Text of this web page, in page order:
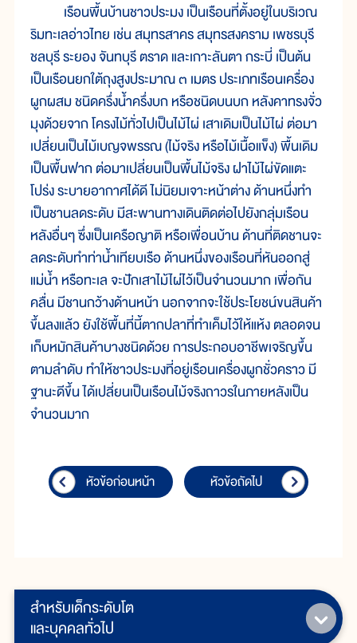
สำหรับเด็กระดับโต
และบุคคลทั่วไป
เรือนพื้นบ้านชาวประมง เป็นเรือนที่ตั้งอยู่ในบริเวณ
ริมทะเลอ่าวไทย เช่น สมุทรสาคร สมุทรสงคราม เพชรบุรี
ชลบุรี ระยอง จันทบุรี ตราด และเกาะลันตา กระบี่ เป็นต้น
เป็นเรือนยกใต้ถุงสูงประมาณ ๓ เมตร ประเภทเรือนเครื่อง
ผูกผสม ชนิดครึ่งน้ำครึ่งบก หรือชนิดบนบก หลังคาทรงจั่ว
มุงด้วยจาก โครงไม้ทั่วไปเป็นไม้ไผ่ เสาเดิมเป็นไม้ไผ่ ต่อมา
เปลี่ยนเป็นไม้เบญจพรรณ (ไม้จริง หรือไม้เนื้อแข็ง) พื้นเดิม
เป็นพื้นฟาก ต่อมาเปลี่ยนเป็นพื้นไม้จริง ฝาไม้ไผ่ขัดแตะ
โปร่ง ระบายอากาศได้ดี ไม่นิยมเจาะหน้าต่าง ด้านหนึ่งทำ
เป็นชานลดระดับ มีสะพานทางเดินติดต่อไปยังกลุ่มเรือน
หลังอื่นๆ ซึ่งเป็นเครือญาติ หรือเพื่อนบ้าน ด้านที่ติดชานจะ
ลดระดับทำท่าน้ำเทียบเรือ ด้านหนึ่งของเรือนที่หันออกสู่
แม่น้ำ หรือทะเล จะปักเสาไม้ไผ่ไว้เป็นจำนวนมาก เพื่อกัน
คลื่น มีชานกว้างด้านหน้า นอกจากจะใช้ประโยชน์ขนสินค้า
ขึ้นลงแล้ว ยังใช้พื้นที่นี้ตากปลาที่ทำเค็มไว้ให้แห้ง ตลอดจน
เก็บหมักสินค้าบางชนิดด้วย การประกอบอาชีพเจริญขึ้น
ตามลำดับ ทำให้ชาวประมงที่อยู่เรือนเครื่องผูกชั่วคราว มี
ฐานะดีขึ้น ได้เปลี่ยนเป็นเรือนไม้จริงถาวรในภายหลังเป็น
จำนวนมาก
หัวข้อก่อนหน้า หัวข้อถัดไป